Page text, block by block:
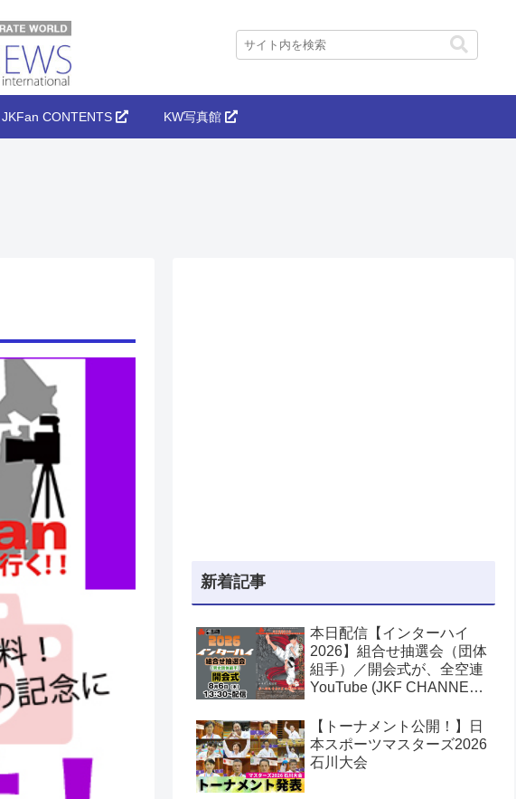
JKFan CONTENTS KW写真館
新着記事
本日配信【インターハイ
2026】組合せ抽選会（団体
組手）／開会式が、全空連
YouTube (JKF CHANNEL)
53回全国高等学校空手道選
手権大会
【トーナメント公開！】日
本スポーツマスターズ2026
石川大会